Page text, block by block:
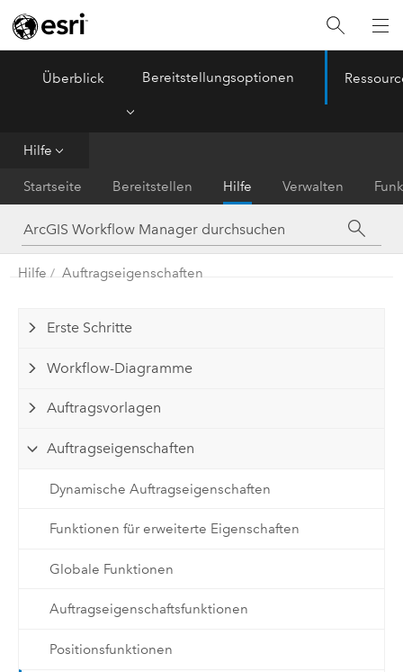
ArcGIS Workflow Manager
Überblick Bereitstellungsoptionen
Hilfe
Startseite Bereitstellen Hilfe Verwalten
Hilfe Auftragseigenschaften
Erste Schritte
Workflow-Diagramme
Auftragsvorlagen
Auftragseigenschaften
Dynamische Auftragseigenschaften
Funktionen für erweiterte Eigenschaften
Globale Funktionen
Auftragseigenschaftsfunktionen
Positionsfunktionen